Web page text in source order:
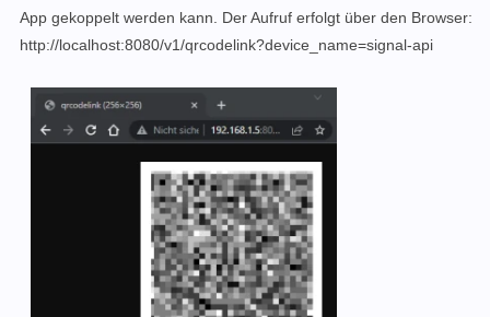
App gekoppelt werden kann. Der Aufruf erfolgt über den Browser:
http://localhost:8080/v1/qrcodelink?device_name=signal-api